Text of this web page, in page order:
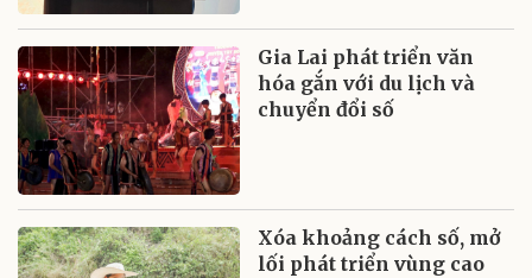
Gia Lai phát triển văn
hóa gắn với du lịch và
chuyển đổi số
Xóa khoảng cách số, mở
lối phát triển vùng cao